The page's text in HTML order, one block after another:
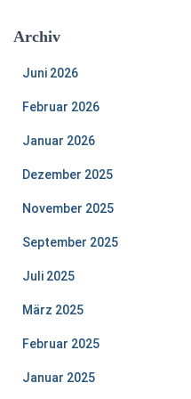
Archiv
Juni 2026
Februar 2026
Januar 2026
Dezember 2025
November 2025
September 2025
Juli 2025
März 2025
Februar 2025
Januar 2025